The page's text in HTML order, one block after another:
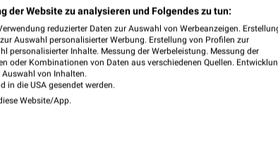
der Website zu analysieren und Folgendes zu tun:
reduzierter Daten zur Auswahl von Werbeanzeigen.
Auswahl personalisierter Werbung. Erstellung von Profilen zur
personalisierter Inhalte. Messung der Werbeleistung. Messung der
oder Kombinationen von Daten aus verschiedenen Quellen.
von Inhalten.
in die USA gesendet werden.
Website/App.